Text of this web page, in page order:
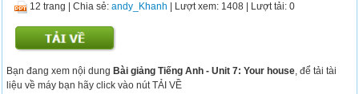
12 trang |Chia sẻ:andy_Khanh | Lượt xem: 1408 | Lượt tải: 0
Bạn đang xem nội dungBài giảng Tiếng Anh - Unit 7: Your house , để tải tài
liệu về máy bạn hãy click vào nút TẢI VỀ